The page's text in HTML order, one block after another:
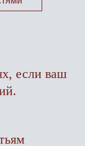
если ваш